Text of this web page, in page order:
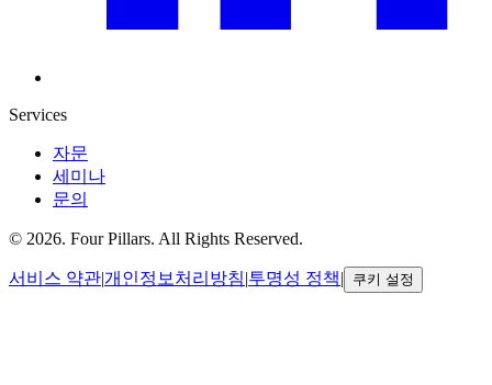
Services
자문
세미나
문의
© 2026. Four Pillars. All Rights Reserved.
서비스 약관|개인정보처리방침|투명성 정책| 쿠키 설정